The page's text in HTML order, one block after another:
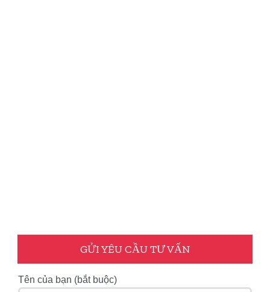
GỬI YÊU CẦU TƯ VẤN
Tên của bạn (bắt buộc)